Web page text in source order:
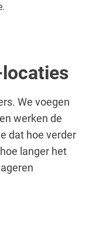
We voegen
werken de
dat hoe verder
langer het